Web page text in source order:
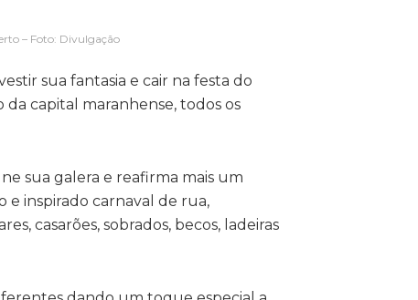
– Foto: Divulgação
sua fantasia e cair na festa do
capital maranhense, todos os
sua galera e reafirma mais um
e inspirado carnaval de rua,
casarões, sobrados, becos, ladeiras